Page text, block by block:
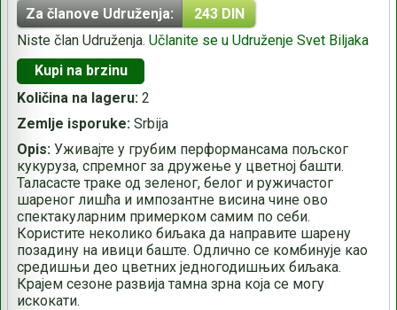
Za članove Udruženja:
243 DIN
Niste član Udruženja. Učlanite se u Udruženje Svet Biljaka
Kupi na brzinu
Količina na lageru: 2
Zemlje isporuke: Srbija
Opis: Уживајте у грубим перформансама пољског
кукуруза, спремног за дружење у цветној башти.
Таласасте траке од зеленог, белог и ружичастог
шареног лишћа и импозантне висина чине ово
спектакуларним примерком самим по себи.
Користите неколико биљака да направите шарену
позадину на ивици баште. Одлично се комбинује као
средишњи део цветних једногодишњих биљака.
Крајем сезоне развија тамна зрна која се могу
искокати.